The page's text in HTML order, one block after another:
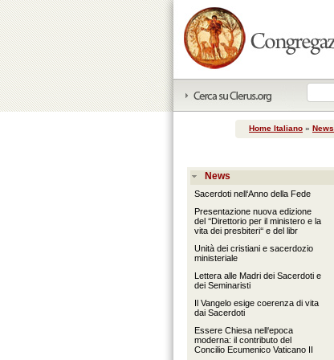
Home Italiano » News
News
Sacerdoti nell‘Anno della Fede
Presentazione nuova edizione
del ‘‘Direttorio per il ministero e la
vita dei presbiteri‘‘ e del libr
Unità dei cristiani e sacerdozio
ministeriale
Lettera alle Madri dei Sacerdoti e
dei Seminaristi
Il Vangelo esige coerenza di vita
dai Sacerdoti
Essere Chiesa nell‘epoca
moderna: il contributo del
Concilio Ecumenico Vaticano II